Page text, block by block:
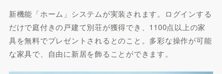
新機能「ホーム」システムが実装されます。ログインする
だけで庭付きの戸建て別荘が獲得でき、1100点以上の家
具を無料でプレゼントされるとのこと。多彩な操作が可能
な家具で、自由に新居を飾ることができます。